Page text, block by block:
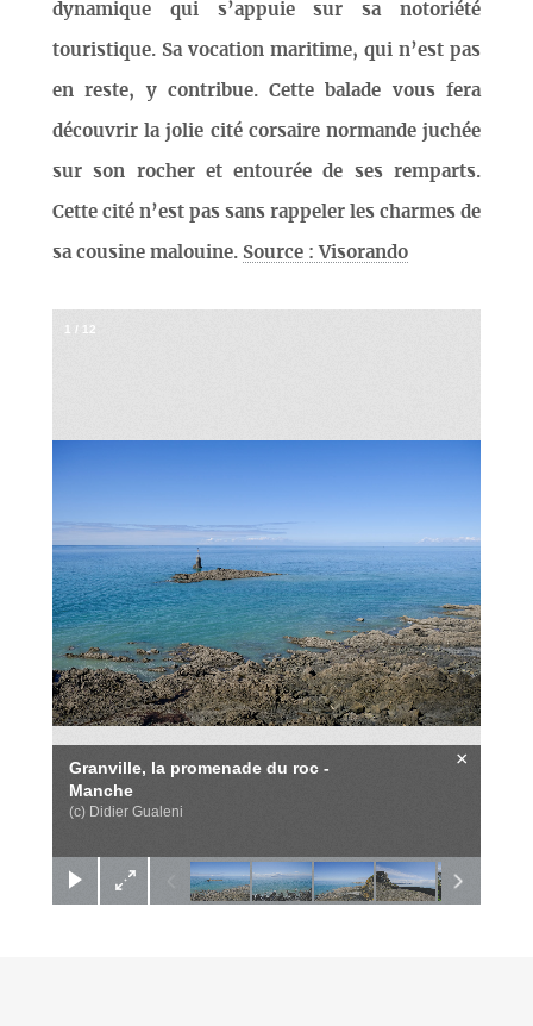
dynamique qui s’appuie sur sa notoriété
touristique. Sa vocation maritime, qui n’est pas
en reste, y contribue. Cette balade vous fera
découvrir la jolie cité corsaire normande juchée
sur son rocher et entourée de ses remparts.
Cette cité n’est pas sans rappeler les charmes de
sa cousine malouine. Source : Visorando
Granville, la promenade du roc -
Manche
(c) Didier Gualeni
×
1 / 12